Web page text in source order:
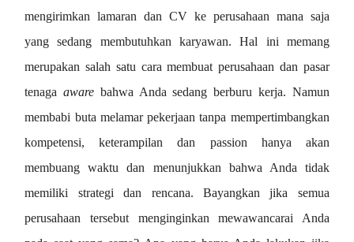
mengirimkan lamaran dan CV ke perusahaan mana saja
yang sedang membutuhkan karyawan. Hal ini memang
merupakan salah satu cara membuat perusahaan dan pasar
tenagaaware bahwa Anda sedang berburu kerja. Namun
membabi buta melamar pekerjaan tanpa mempertimbangkan
kompetensi, keterampilan dan passion hanya akan
membuang waktu dan menunjukkan bahwa Anda tidak
memiliki strategi dan rencana. Bayangkan jika semua
perusahaan tersebut menginginkan mewawancarai Anda